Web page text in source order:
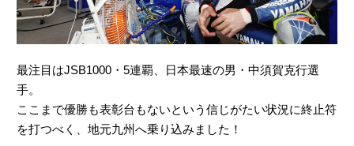
最注目はJSB1000・5連覇、日本最速の男・中須賀克行選
手。
ここまで優勝も表彰台もないという信じがたい状況に終止符
を打つべく、地元九州へ乗り込みました！